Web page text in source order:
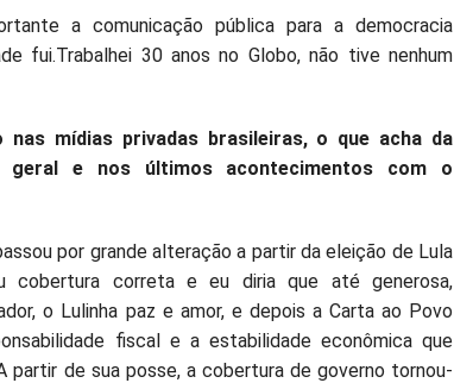
a comunicação pública para a democracia
fui.Trabalhei 30 anos no Globo, não tive nenhum
nas mídias privadas brasileiras, o que acha da
geral e nos últimos acontecimentos com o
por grande alteração a partir da eleição de Lula
cobertura correta e eu diria que até generosa,
o Lulinha paz e amor, e depois a Carta ao Povo
fiscal e a estabilidade econômica que
partir de sua posse, a cobertura de governo tornou-